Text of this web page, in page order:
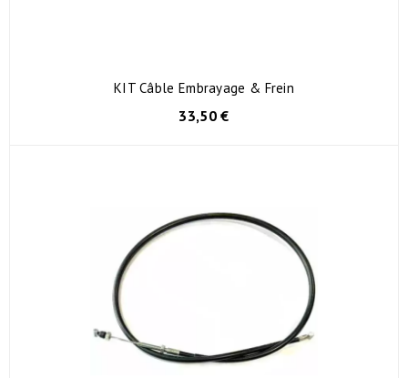
KIT Câble Embrayage & Frein
33,50 €